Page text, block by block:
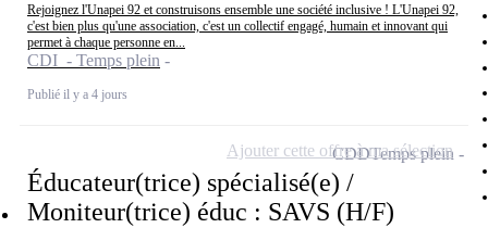
Rejoignez l'Unapei 92 et construisons ensemble une société inclusive ! L'Unapei 92,
c'est bien plus qu'une association, c'est un collectif engagé, humain et innovant qui
permet à chaque personne en...
CDI - Temps plein
Publié il y a 4 jours
Éducateur(trice) spécialisé(e) /
Moniteur(trice) éduc : SAVS (H/F)
CDDTemps plein
Ajouter cette offre à ma sélection